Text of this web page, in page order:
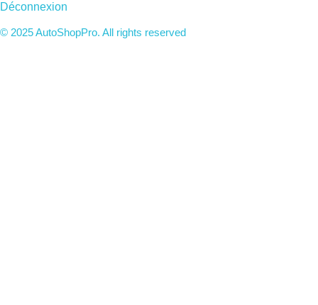
Déconnexion
© 2025 AutoShopPro. All rights reserved